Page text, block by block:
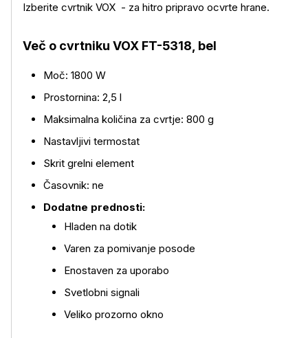
Izberite cvrtnik VOX - za hitro pripravo ocvrte hrane.
Več o cvrtniku VOX FT-5318, bel
Moč: 1800 W
Prostornina: 2,5 l
Maksimalna količina za cvrtje: 800 g
Nastavljivi termostat
Skrit grelni element
Časovnik: ne
Dodatne prednosti:
Hladen na dotik
Varen za pomivanje posode
Enostaven za uporabo
Svetlobni signali
Veliko prozorno okno